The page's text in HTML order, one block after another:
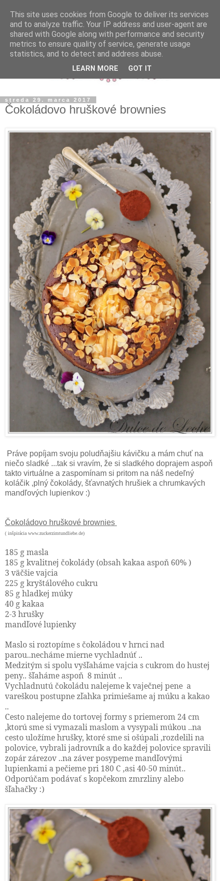
streda 29. marca 2017
Čokoládovo hruškové brownies
Práve popíjam svoju poludňajšiu kávičku a mám chuť na
niečo sladké ...tak si vravím, že si sladkého doprajem aspoň
takto virtuálne a zaspomínam si pritom na náš nedeľný
koláčik ,plný čokolády, šťavnatých hrušiek a chrumkavých
mandľových lupienkov :)
Čokoládovo hruškové brownies
( inšpirácia www.zuckerzimtundliebe.de)
185 g masla
185 g kvalitnej čokolády (obsah kakaa aspoň 60% )
3 väčšie vajcia
225 g kryštálového cukru
85 g hladkej múky
40 g kakaa
2-3 hrušky
mandľové lupienky
Maslo si roztopíme s čokoládou v hrnci nad
parou..necháme mierne vychladnúť ..
Medzitým si spolu vyšľaháme vajcia s cukrom do hustej
peny.. šľaháme aspoň 8 minút ..
Vychladnutú čokoládu nalejeme k vaječnej pene a
vareškou postupne zľahka primiešame aj múku a kakao
..
Cesto nalejeme do tortovej formy s priemerom 24 cm
,ktorú sme si vymazali maslom a vysypali múkou ..na
cesto uložíme hrušky, ktoré sme si ošúpali ,rozdelili na
polovice, vybrali jadrovník a do každej polovice spravili
zopár zárezov ..na záver posypeme mandľovými
lupienkami a pečieme pri 180 C ,asi 40-50 minút..
Odporúčam podávať s kopčekom zmrzliny alebo
šľahačky :)
This site uses cookies from Google to deliver its services
and to analyze traffic. Your IP address and user-agent are
shared with Google along with performance and security
metrics to ensure quality of service, generate usage
statistics, and to detect and address abuse.
LEARN MORE GOT IT